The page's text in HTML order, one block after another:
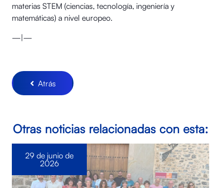
materias STEM (ciencias, tecnología, ingeniería y
matemáticas) a nivel europeo.
—|—
Atrás
Otras noticias relacionadas con esta:
29 de junio de
2026